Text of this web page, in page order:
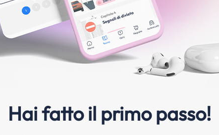
Hai fatto il primo passo!